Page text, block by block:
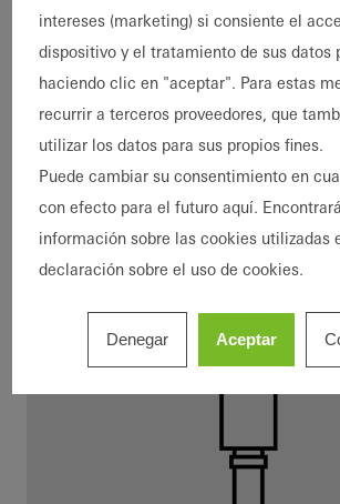
Sierra
Máquinas CNC
intereses (marketing) si consiente el
dispositivo y el tratamiento de sus datos
haciendo clic en "aceptar". Para estas
recurrir a terceros proveedores, que
utilizar los datos para sus propios fines.
Puede cambiar su consentimiento en
con efecto para el futuro aquí.
información sobre las cookies utilizadas
declaración sobre el uso de cookies.
Denegar Aceptar